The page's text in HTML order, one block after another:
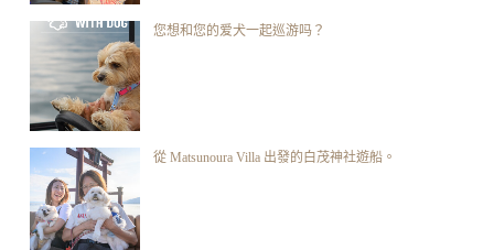
您想和您的爱犬一起巡游吗？
從 Matsunoura Villa 出發的白茂神社遊船。